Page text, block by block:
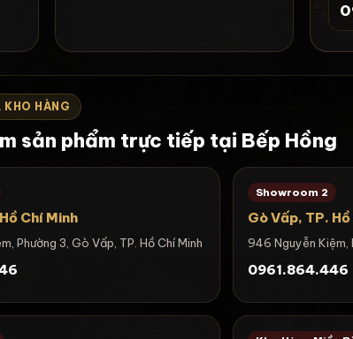
KHO HÀNG
sản phẩm trực tiếp tại Bếp Hồng
Chí Minh
Phường 3, Gò Vấp, TP. Hồ Chí Minh
Showroom 2
Gò Vấp, TP.
946 Nguyễn Kiệm,
0961.864.446